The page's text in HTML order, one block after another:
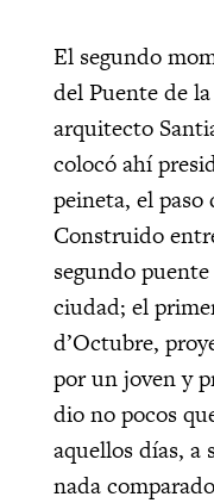
El segundo
del Puente de
arquitecto
colocó ahí
peineta, el
Construido
segundo
ciudad; el
d’Octubre,
por un joven y
dio no pocos
aquellos días, a
nada